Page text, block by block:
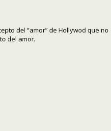
del “amor” de Hollywod que no
del amor.